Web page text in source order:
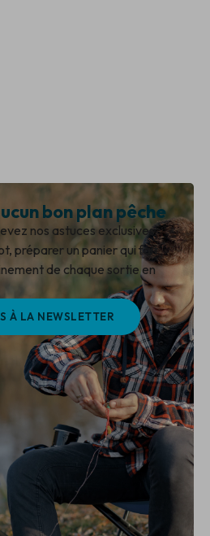
bon plan pêche
nos astuces exclusives
préparer un panier qui fait
de chaque sortie en
À LA NEWSLETTER